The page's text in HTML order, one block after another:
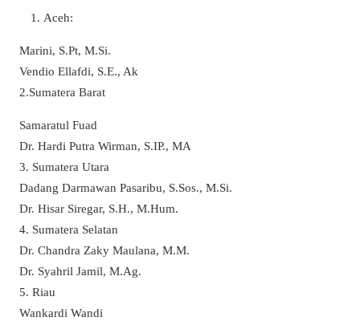
Aceh:
Marini, S.Pt, M.Si.
Vendio Ellafdi, S.E., Ak
2.Sumatera Barat
Samaratul Fuad
Dr. Hardi Putra Wirman, S.IP., MA
3. Sumatera Utara
Dadang Darmawan Pasaribu, S.Sos., M.Si.
Dr. Hisar Siregar, S.H., M.Hum.
4. Sumatera Selatan
Dr. Chandra Zaky Maulana, M.M.
Dr. Syahril Jamil, M.Ag.
5. Riau
Wankardi Wandi